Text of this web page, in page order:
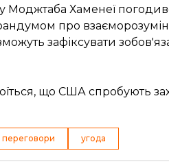
Хаменеї
про
зафіксувати
що США спробують
переговори угода